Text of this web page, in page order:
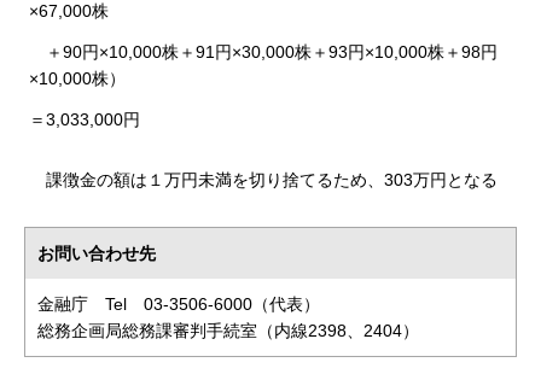
×67,000株
＋90円×10,000株＋91円×30,000株＋93円×10,000株＋98円
×10,000株）
＝3,033,000円
課徴金の額は１万円未満を切り捨てるため、303万円となる
お問い合わせ先
金融庁 Tel 03-3506-6000（代表）
総務企画局総務課審判手続室（内線2398、2404）